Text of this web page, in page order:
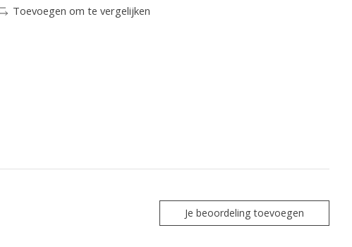
Toevoegen om te vergelijken
Je beoordeling toevoegen